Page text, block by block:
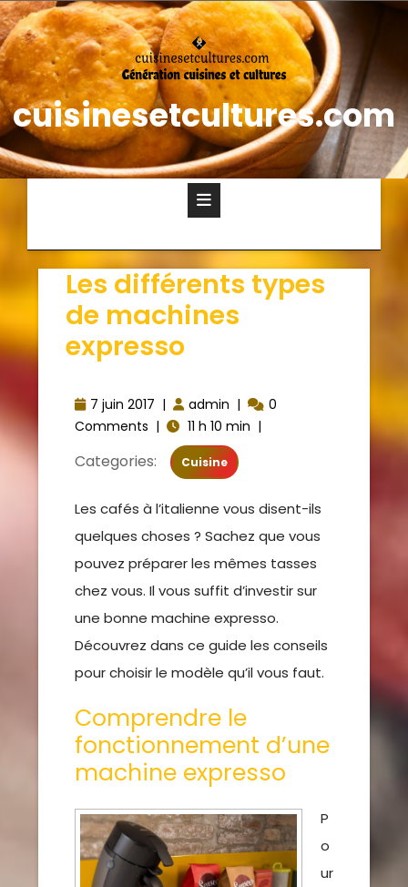
cuisinesetcultures.com
Les différents types
de machines
expresso
7 juin 2017 | admin |
0
Comments | 11 h 10 min |
Categories: Cuisine
Les cafés à l’italienne vous disent-ils
quelques choses ? Sachez que vous
pouvez préparer les mêmes tasses
chez vous. Il vous suffit d’investir sur
une bonne machine expresso.
Découvrez dans ce guide les conseils
pour choisir le modèle qu’il vous faut.
Comprendre le
fonctionnement d’une
machine expresso
P
o
ur